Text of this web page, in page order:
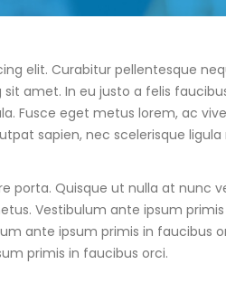
elit. Curabitur pellentesque
amet. In eu justo a felis
Fusce eget metus lorem, ac
sapien, nec scelerisque ligula
porta. Quisque ut nulla at nunc
Vestibulum ante ipsum
ante ipsum primis in faucibus
primis in faucibus orci.